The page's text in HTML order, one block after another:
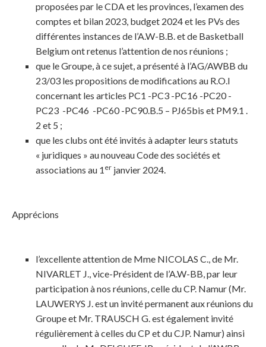
proposées par le CDA et les provinces, l’examen des
comptes et bilan 2023, budget 2024 et les PVs des
différentes instances de l’A.W-B.B. et de Basketball
Belgium ont retenus l’attention de nos réunions ;
que le Groupe, à ce sujet, a présenté à l’AG/AWBB du
23/03 les propositions de modifications au R.O.I
concernant les articles PC1 -PC3 -PC16 -PC20 -
PC23 -PC46 -PC60 -PC90.B.5 – PJ65bis et PM9.1 .
2 et 5 ;
que les clubs ont été invités à adapter leurs statuts
« juridiques » au nouveau Code des sociétés et
associations au 1 er janvier 2024.
Apprécions
l’excellente attention de Mme NICOLAS C., de Mr.
NIVARLET J., vice-Président de l’A.W-BB, par leur
participation à nos réunions, celle du CP. Namur (Mr.
LAUWERYS J. est un invité permanent aux réunions du
Groupe et Mr. TRAUSCH G. est également invité
régulièrement à celles du CP et du CJP. Namur) ainsi